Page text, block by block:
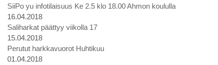
SiiPo yu infotilaisuus Ke 2.5 klo 18.00 Ahmon koululla
16.04.2018
Saliharkat päättyy viikolla 17
15.04.2018
Perutut harkkavuorot Huhtikuu
01.04.2018